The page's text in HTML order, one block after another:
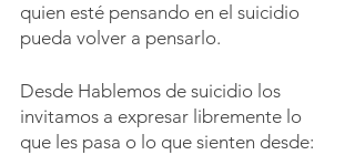
quien esté pensando en el suicidio
pueda volver a pensarlo.
Desde Hablemos de suicidio los
invitamos a expresar libremente lo
que les pasa o lo que sienten desde: